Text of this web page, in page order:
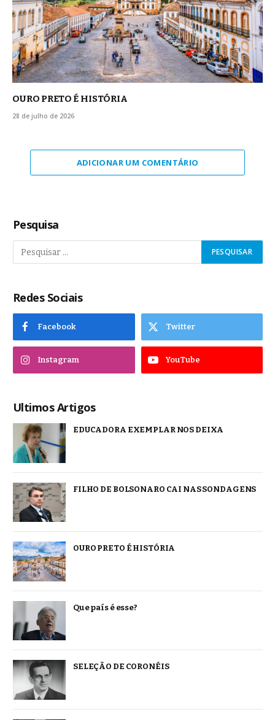
OURO PRETO É HISTÓRIA
28 de julho de 2026
ADICIONAR UM COMENTÁRIO
Pesquisa
Redes Sociais
Facebook Twitter
Instagram YouTube
Ultimos Artigos
EDUCADORA EXEMPLAR NOS DEIXA
FILHO DE BOLSONARO CAI NAS SONDAGENS
OURO PRETO É HISTÓRIA
Que país é esse?
SELEÇÃO DE CORONÉIS